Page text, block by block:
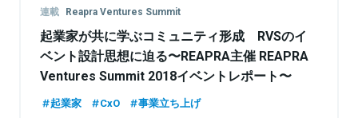
連載 Reapra Ventures Summit
起業家が共に学ぶコミュニティ形成 RVSのイ
ベント設計思想に迫る〜REAPRA主催 REAPRA
Ventures Summit 2018イベントレポート〜
起業家 CxO 事業立ち上げ